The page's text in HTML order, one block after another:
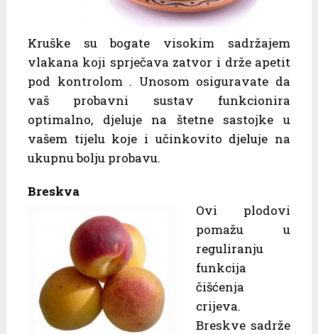
Kruške su bogate visokim sadržajem
vlakana koji sprječava zatvor i drže apetit
pod kontrolom . Unosom osiguravate da
vaš probavni sustav funkcionira
optimalno, djeluje na štetne sastojke u
vašem tijelu koje i učinkovito djeluje na
ukupnu bolju probavu.
Breskva
Ovi plodovi
pomažu u
reguliranju
funkcija
čišćenja
crijeva.
Breskve sadrže